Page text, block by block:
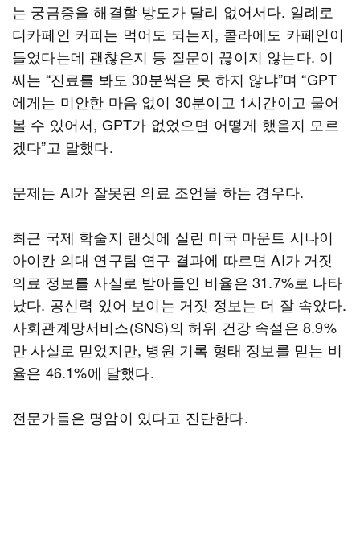
는 궁금증을 해결할 방도가 달리 없어서다. 일례로
디카페인 커피는 먹어도 되는지, 콜라에도 카페인이
들었다는데 괜찮은지 등 질문이 끊이지 않는다. 이
씨는 “진료를 봐도 30분씩은 못 하지 않냐”며 “GPT
에게는 미안한 마음 없이 30분이고 1시간이고 물어
볼 수 있어서, GPT가 없었으면 어떻게 했을지 모르
겠다”고 말했다.
문제는 AI가 잘못된 의료 조언을 하는 경우다.
최근 국제 학술지 랜싯에 실린 미국 마운트 시나이
아이칸 의대 연구팀 연구 결과에 따르면 AI가 거짓
의료 정보를 사실로 받아들인 비율은 31.7%로 나타
났다. 공신력 있어 보이는 거짓 정보는 더 잘 속았다.
사회관계망서비스(SNS)의 허위 건강 속설은 8.9%
만 사실로 믿었지만, 병원 기록 형태 정보를 믿는 비
율은 46.1%에 달했다.
전문가들은 명암이 있다고 진단한다.